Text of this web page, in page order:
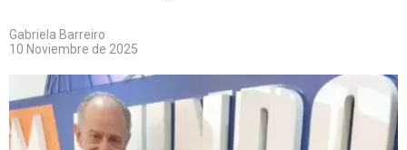
Gabriela Barreiro
10 Noviembre de 2025